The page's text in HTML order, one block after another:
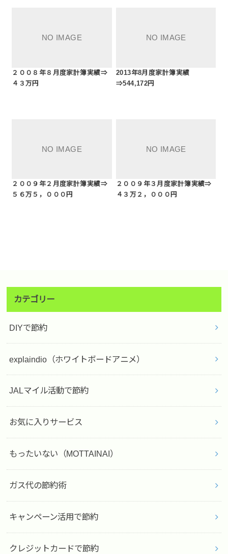
２００８年８月度家計簿実績⇒
４３万円
2013年8月度家計簿実績
⇒544,172円
２００９年２月度家計簿実績⇒
５６万５，０００円
２００９年３月度家計簿実績⇒
４３万２，０００円
カテゴリー
DIYで節約
explaindio（ホワイトボードアニメ）
JALマイル活動で節約
お気に入りサービス
もったいない（MOTTAINAI）
ガス代の節約術
キャンペーン活用で節約
クレジットカードで節約